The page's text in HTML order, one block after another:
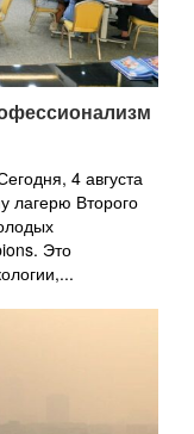
4 августа
лагерю Второго
Это